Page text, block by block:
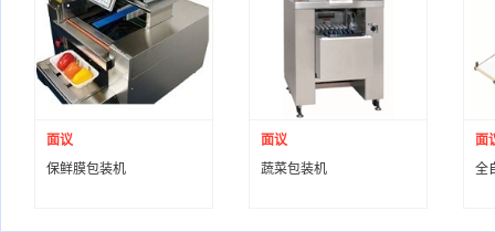
保鲜膜包装机
面议
蔬菜包装机
面议
全
面